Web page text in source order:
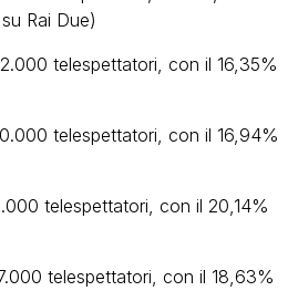
Rai Due)
telespettatori, con il 16,35%
telespettatori, con il 16,94%
telespettatori, con il 20,14%
telespettatori, con il 18,63%